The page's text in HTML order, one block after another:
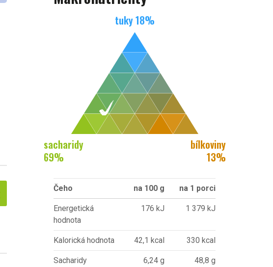
tuky18%
sacharidy
69%
bílkoviny
13%
Čeho na 100 g na 1 porci
Energetická
hodnota
176 kJ 1 379 kJ
Kalorická hodnota 42,1 kcal 330 kcal
Sacharidy
6,24 g
48,8 g